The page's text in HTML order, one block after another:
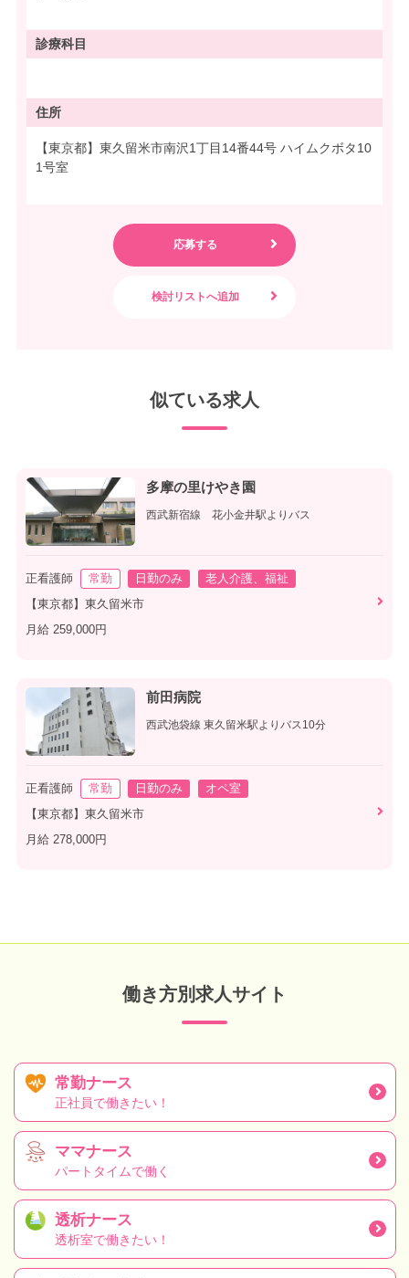
診療科目
住所
【東京都】東久留米市南沢1丁目14番44号 ハイムクボタ10
1号室
似ている求人
多摩の里けやき園
西武新宿線 花小金井駅よりバス
正看護師 常勤 日勤のみ
老人介護、福祉
【東京都】東久留米市
月給 259,000円
前田病院
西武池袋線 東久留米駅よりバス10分
正看護師 常勤 日勤のみ
オペ室
【東京都】東久留米市
月給 278,000円
働き方別求人サイト
常勤ナース
正社員で働きたい！
ママナース
パートタイムで働く
透析ナース
透析室で働きたい！